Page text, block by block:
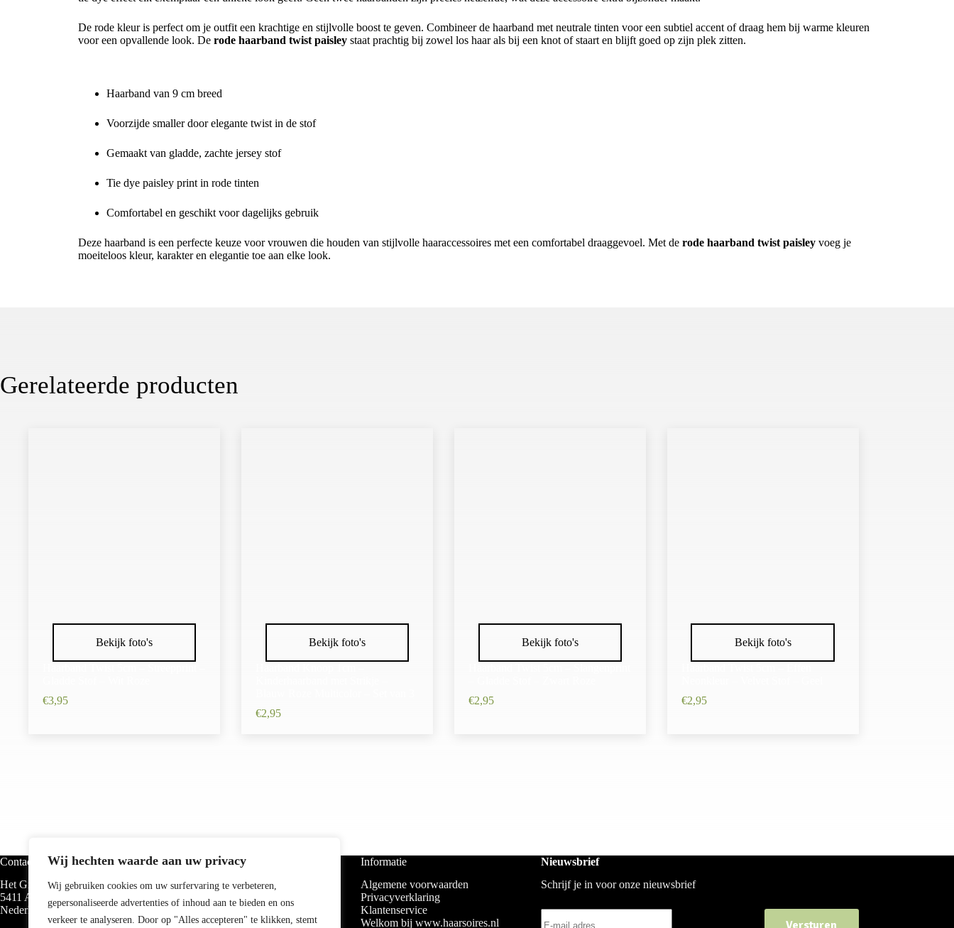
Wij hechten waarde aan uw privacy
Wij gebruiken cookies om uw surfervaring te verbeteren,
gepersonaliseerde advertenties of inhoud aan te bieden en ons
verkeer te analyseren. Door op "Alles accepteren" te klikken, stemt
De rode kleur is perfect om je outfit een krachtige en stijlvolle boost te geven. Combineer de haarband met neutrale tinten voor een subtiel accent of draag hem bij warme kleuren
voor een opvallende look. De rode haarband twist paisley staat prachtig bij zowel los haar als bij een knot of staart en blijft goed op zijn plek zitten.
Haarband van 9 cm breed
Voorzijde smaller door elegante twist in de stof
Gemaakt van gladde, zachte jersey stof
Tie dye paisley print in rode tinten
Comfortabel en geschikt voor dagelijks gebruik
Deze haarband is een perfecte keuze voor vrouwen die houden van stijlvolle haaraccessoires met een comfortabel draaggevoel. Met de rode haarband twist paisley voeg je
moeiteloos kleur, karakter en elegantie toe aan elke look.
Gerelateerde producten
Bekijk foto's
€3,95
Bekijk foto's
€2,95
Bekijk foto's
€2,95
Bekijk foto's
€2,95
Contact
Het Groen 40
5411 AE Knegsel
Nederland
Categorieën
Haarbanden
Haarelastieken
Haarspelden
Informatie
Algemene voorwaarden
Privacyverklaring
Klantenservice
Welkom bij www.haarsoires.nl
Nieuwsbrief
Schrijf je in voor onze nieuwsbrief